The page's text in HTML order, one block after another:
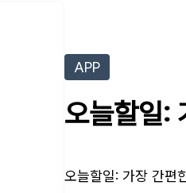
APP
오늘할일:
오늘할일: 가장 간편